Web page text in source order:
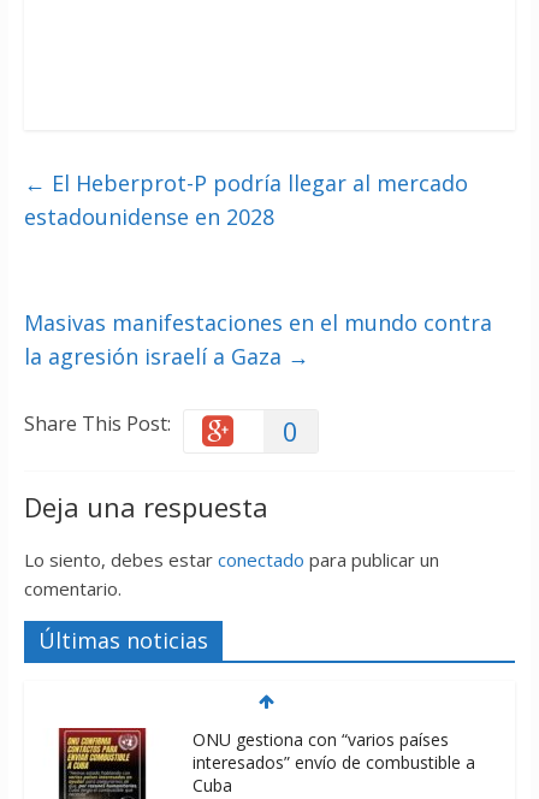
← El Heberprot-P podría llegar al mercado
estadounidense en 2028
Masivas manifestaciones en el mundo contra
la agresión israelí a Gaza →
Share This Post: 0
Deja una respuesta
Lo siento, debes estar conectado para publicar un
comentario.
Últimas noticias
ONU gestiona con “varios países
interesados” envío de combustible a
Cuba